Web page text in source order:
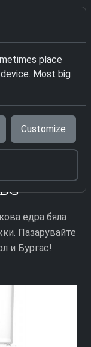
Готварска
ELITE FSVC-
€ with VAT
едра бяла
Пазарувайте
и Бургас!
place
Most big
Customize